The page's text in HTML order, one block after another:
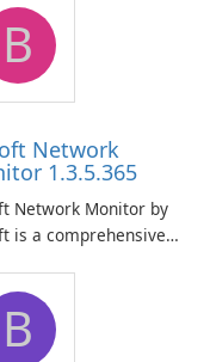
browse and manage
folders on their
B
Network
1.3.5.365
Network Monitor by
is a comprehensive
to help businesses
manage their
infrastructure.
B